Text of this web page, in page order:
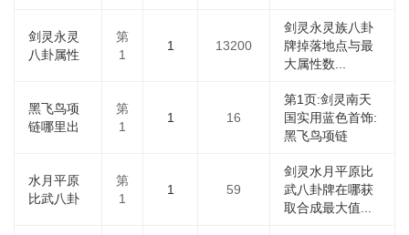
剑灵永灵
八卦属性
第
1
1 13200
剑灵永灵族八卦
牌掉落地点与最
大属性数...
黑飞鸟项
链哪里出
第
1
1 16
第1页:剑灵南天
国实用蓝色首饰:
黑飞鸟项链
水月平原
比武八卦
第
1
1 59
剑灵水月平原比
武八卦牌在哪获
取合成最大值...